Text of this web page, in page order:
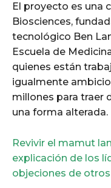
El proyecto es una
Biosciences,
tecnológico Ben
Escuela de
quienes están
igualmente
millones para traer
una forma alterada.
Revivir el mamut
explicación de los
objeciones de